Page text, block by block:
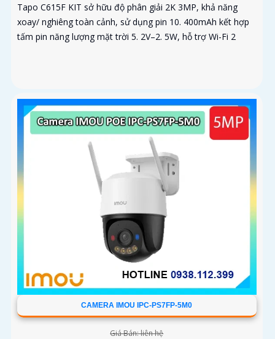
Tapo C615F KIT sở hữu độ phân giải 2K 3MP, khả năng
xoay/ nghiêng toàn cảnh, sử dụng pin 10. 400mAh kết hợp
tấm pin năng lượng mặt trời 5. 2V–2. 5W, hỗ trợ Wi-Fi 2
CAMERA IMOU IPC-PS7FP-5M0
Giá Bán: liên hệ